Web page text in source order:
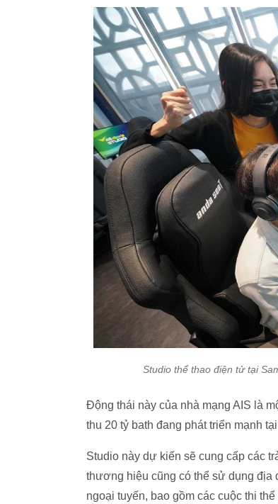
Studio thể thao điện tử tại
Động thái này của nhà mạng AIS là
thu 20 tỷ bath đang phát triển mạnh
Studio này dự kiến ​​sẽ cung cấp các
thương hiệu cũng có thể sử dụng địa
ngoại tuyến, bao gồm các cuộc thi